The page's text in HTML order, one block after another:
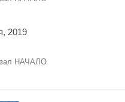
2019
зал НАЧАЛО